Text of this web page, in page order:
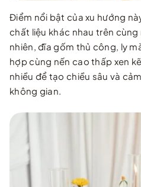
Điểm nổi bật của xu hướng
chất liệu khác nhau trên
nhiên, đĩa gốm thủ công, ly
hợp cùng nến cao thấp xen
nhiều để tạo chiều sâu và
không gian.